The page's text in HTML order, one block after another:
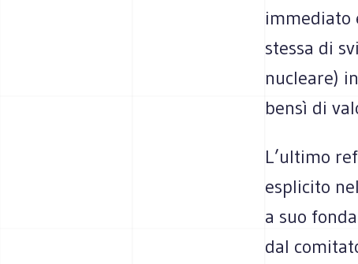
immediato
stessa di
nucleare)
bensì di
L’ultimo
esplicito
a suo
dal